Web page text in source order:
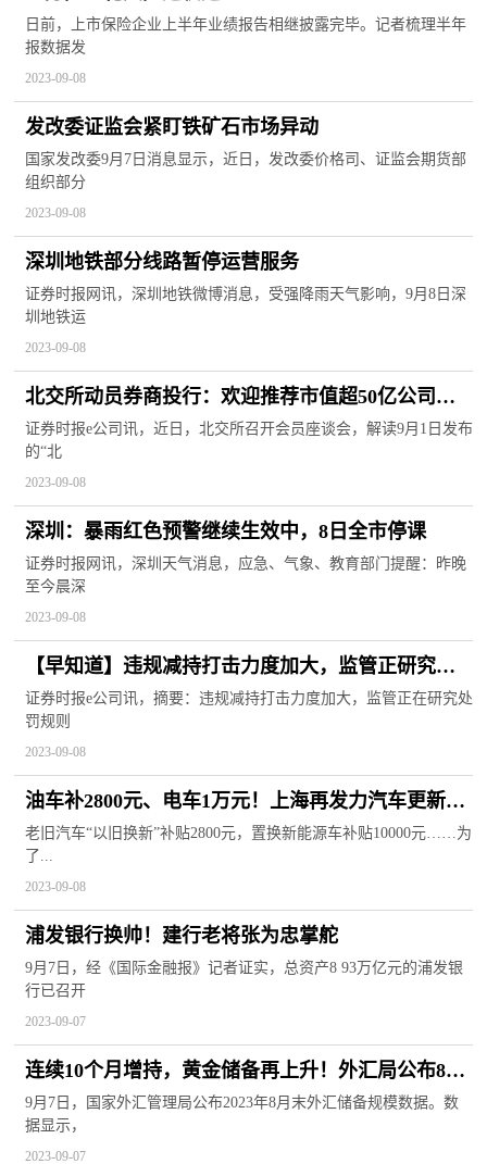
日前，上市保险企业上半年业绩报告相继披露完毕。记者梳理半年
报数据发
2023-09-08
发改委证监会紧盯铁矿石市场异动
国家发改委9月7日消息显示，近日，发改委价格司、证监会期货部
组织部分
2023-09-08
深圳地铁部分线路暂停运营服务
证券时报网讯，深圳地铁微博消息，受强降雨天气影响，9月8日深
圳地铁运
2023-09-08
北交所动员券商投行：欢迎推荐市值超50亿公司上
市
证券时报e公司讯，近日，北交所召开会员座谈会，解读9月1日发布
的“北
2023-09-08
深圳：暴雨红色预警继续生效中，8日全市停课
证券时报网讯，深圳天气消息，应急、气象、教育部门提醒：昨晚
至今晨深
2023-09-08
【早知道】违规减持打击力度加大，监管正研究处
罚规则“痛感不强”问题；上海出台住房公积金支持
城市更新政策
证券时报e公司讯，摘要：违规减持打击力度加大，监管正在研究处
罚规则
2023-09-08
油车补2800元、电车1万元！上海再发力汽车更新消
费
老旧汽车“以旧换新”补贴2800元，置换新能源车补贴10000元……为
了...
2023-09-08
浦发银行换帅！建行老将张为忠掌舵
9月7日，经《国际金融报》记者证实，总资产8 93万亿元的浦发银
行已召开
2023-09-07
连续10个月增持，黄金储备再上升！外汇局公布8月
最新数据，来看解读…
9月7日，国家外汇管理局公布2023年8月末外汇储备规模数据。数
据显示，
2023-09-07